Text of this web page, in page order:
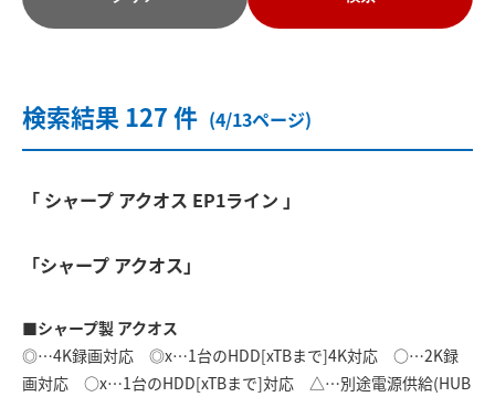
検索結果 127 件 (4/13ページ)
「 シャープ アクオス EP1ライン 」
「シャープ アクオス」
■シャープ製 アクオス
◎…4K録画対応 ◎x…1台のHDD[xTBまで]4K対応 ○…2K録
画対応 ○x…1台のHDD[xTBまで]対応 △…別途電源供給(HUB